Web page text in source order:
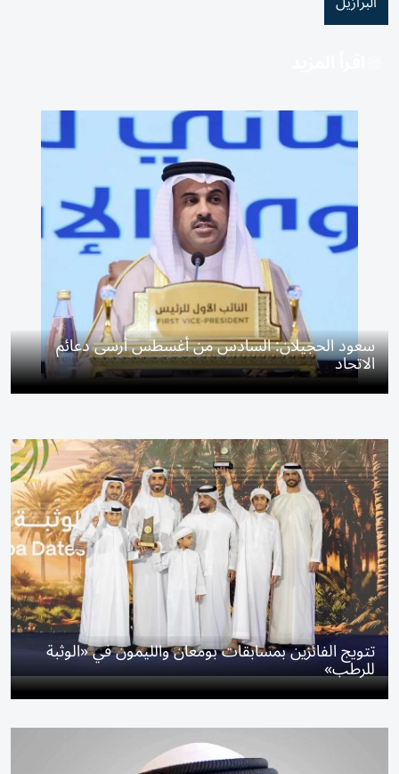
سعود الحجيلان: السادس من أغسطس أرسى دعائم
الاتحاد
تتويج الفائزين بمسابقات بومعان والليمون في «الوثبة
للرطب»